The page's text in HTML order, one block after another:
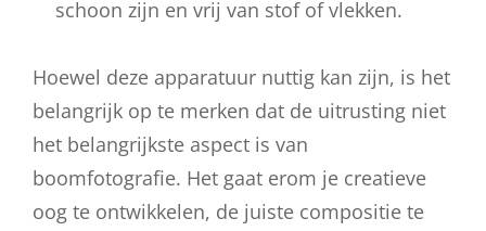
schoon zijn en vrij van stof of vlekken.
Hoewel deze apparatuur nuttig kan zijn, is het
belangrijk op te merken dat de uitrusting niet
het belangrijkste aspect is van
boomfotografie. Het gaat erom je creatieve
oog te ontwikkelen, de juiste compositie te